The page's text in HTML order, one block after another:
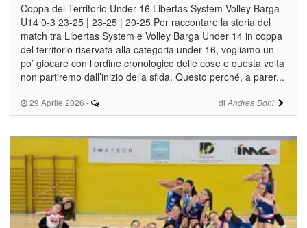
29 Aprile 2026 - di Andrea Boni
Coppa del Territorio Under 16 Libertas System-Volley Barga
U14 0-3 23-25 | 23-25 | 20-25 Per raccontare la storia del
match tra Libertas System e Volley Barga Under 14 in coppa
del territorio riservata alla categoria under 16, vogliamo un
po’ giocare con l’ordine cronologico delle cose e questa volta
non partiremo dall’inizio della sfida. Questo perché, a parer...